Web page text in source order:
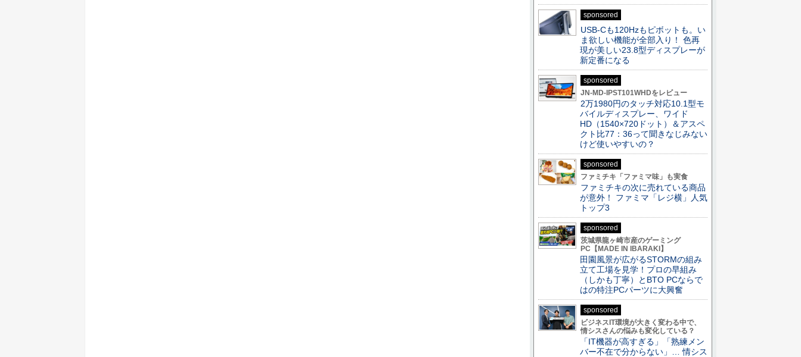
sponsored
USB-Cも120Hzもピボットも。い
ま欲しい機能が全部入り！ 色再
現が美しい23.8型ディスプレーが
新定番になる
sponsored
JN-MD-IPST101WHDをレビュー
2万1980円のタッチ対応10.1型モ
バイルディスプレー、ワイド
HD（1540×720ドット）＆アスペ
クト比77：36って聞きなじみない
けど使いやすいの？
sponsored
ファミチキ「ファミマ味」も実食
ファミチキの次に売れている商品
が意外！ ファミマ「レジ横」人気
トップ3
sponsored
茨城県龍ヶ崎市産のゲーミング
PC【MADE IN IBARAKI】
田園風景が広がるSTORMの組み
立て工場を見学！プロの早組み
（しかも丁寧）とBTO PCならで
はの特注PCパーツに大興奮
sponsored
ビジネスIT環境が大きく変わる中で、
情シスさんの悩みも変化している？
「IT機器が高すぎる」「熟練メン
バー不在で分からない」… 情シス